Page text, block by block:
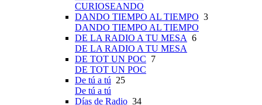
CURIOSEANDO
DANDO TIEMPO AL TIEMPO 3
DANDO TIEMPO AL TIEMPO
DE LA RADIO A TU MESA 6
DE LA RADIO A TU MESA
DE TOT UN POC 7
DE TOT UN POC
De tú a tú 25
De tú a tú
Días de Radio 34